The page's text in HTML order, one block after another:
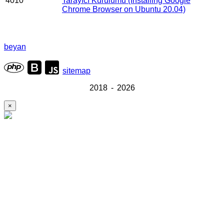
Chrome Browser on Ubuntu 20.04)
beyan
sitemap
2018 - 2026
×